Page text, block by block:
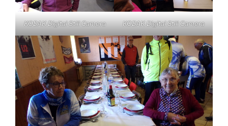
KODAK Digital Still Camera KODAK Digital Still Camera